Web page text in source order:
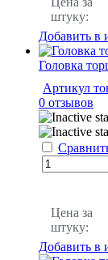
штуку:
Добавить в
Головка
Артикул
0 отзывов
Цена за
штуку:
Добавить в